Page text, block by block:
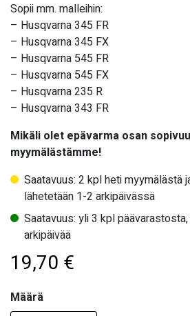
Sopii mm. malleihin:
– Husqvarna 345 FR
– Husqvarna 345 FX
– Husqvarna 545 FR
– Husqvarna 545 FX
– Husqvarna 235 R
– Husqvarna 343 FR
Mikäli olet epävarma osan
myymälästämme!
Saatavuus: 2 kpl heti myymälästä
lähetetään 1-2 arkipäivässä
Saatavuus: yli 3 kpl
arkipäivää
19,70 €
Määrä
Määrä